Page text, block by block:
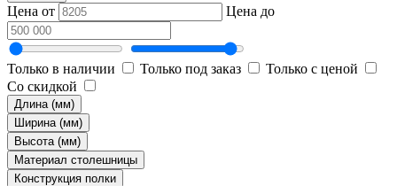
Цена от Цена до
Только в наличии Только под заказ
Только с ценой
Со скидкой
Длина (мм)
Ширина (мм)
Высота (мм)
Материал столешницы
Конструкция полки